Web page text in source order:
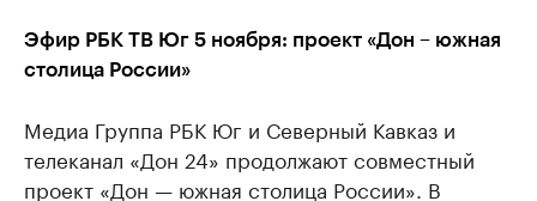
Эфир РБК ТВ Юг 5 ноября: проект «Дон – южная
столица России»
Медиа Группа РБК Юг и Северный Кавказ и
телеканал «Дон 24» продолжают совместный
проект «Дон — южная столица России». В